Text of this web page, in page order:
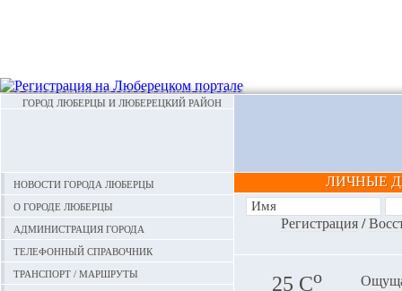
ГОРОД ЛЮБЕРЦЫ И ЛЮБЕРЕЦКИЙ РАЙОН
Новости города Люберцы
О городе Люберцы
Администрация города
Телефонный справочник
Транспорт / маршруты
ЛИЧНЫЕ
Регистрация/
25 Сo